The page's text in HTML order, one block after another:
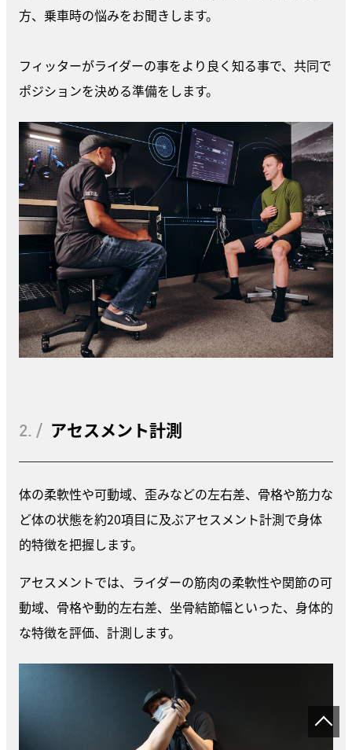
方、乗車時の悩みをお聞きします。
フィッターがライダーの事をより良く知る事で、共同で
ポジションを決める準備をします。
2. / アセスメント計測
体の柔軟性や可動域、歪みなどの左右差、骨格や筋力な
ど体の状態を約20項目に及ぶアセスメント計測で身体
的特徴を把握します。
アセスメントでは、ライダーの筋肉の柔軟性や関節の可
動域、骨格や動的左右差、坐骨結節幅といった、身体的
な特徴を評価、計測します。